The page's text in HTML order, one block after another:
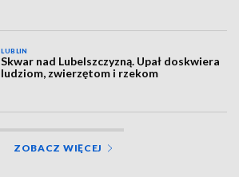
LUBLIN
Skwar nad Lubelszczyzną. Upał doskwiera
ludziom, zwierzętom i rzekom
ZOBACZ WIĘCEJ